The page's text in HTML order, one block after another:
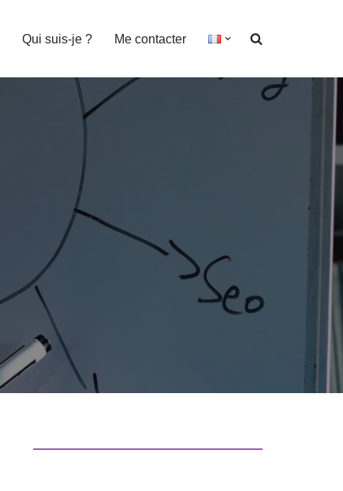
Qui suis-je ? Me contacter